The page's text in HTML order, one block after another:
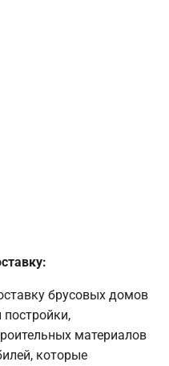
брусовых домов
материалов
которые